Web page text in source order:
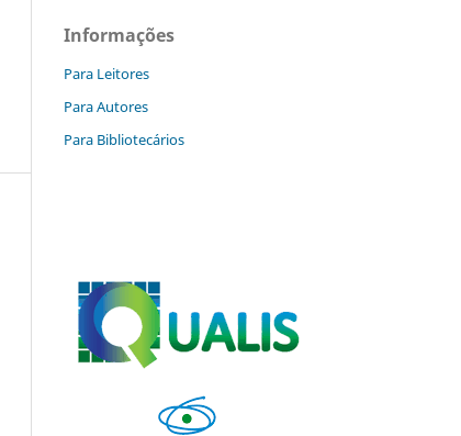
Informações
Para Leitores
Para Autores
Para Bibliotecários